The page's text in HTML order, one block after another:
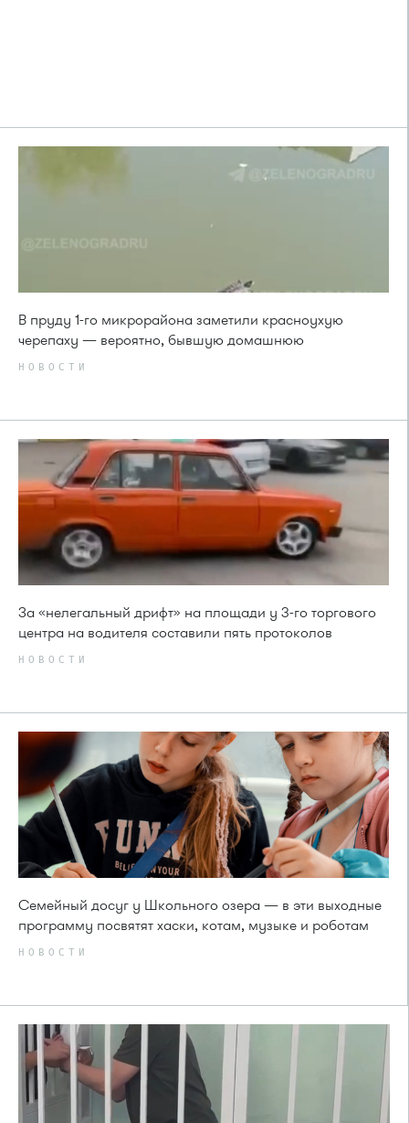
В пруду 1-го микрорайона заметили красноухую
черепаху — вероятно, бывшую домашнюю
НОВОСТИ
За «нелегальный дрифт» на площади у 3-го торгового
центра на водителя составили пять протоколов
НОВОСТИ
Семейный досуг у Школьного озера — в эти выходные
программу посвятят хаски, котам, музыке и роботам
НОВОСТИ